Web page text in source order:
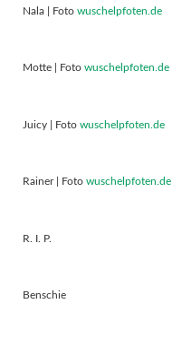
Nala | Foto wuschelpfoten.de
Motte | Foto wuschelpfoten.de
Juicy | Foto wuschelpfoten.de
Rainer | Foto wuschelpfoten.de
R. I. P.
Benschie